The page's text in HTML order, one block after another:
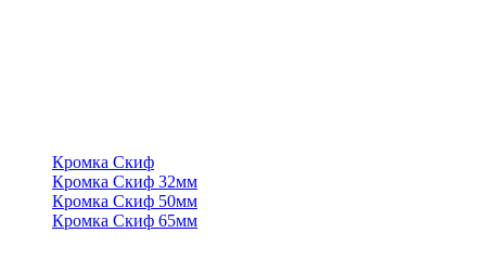
Кромка Скиф
Кромка Скиф 32мм
Кромка Скиф 50мм
Кромка Скиф 65мм